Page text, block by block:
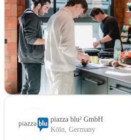
piazza blu² GmbH
Köln, Germany